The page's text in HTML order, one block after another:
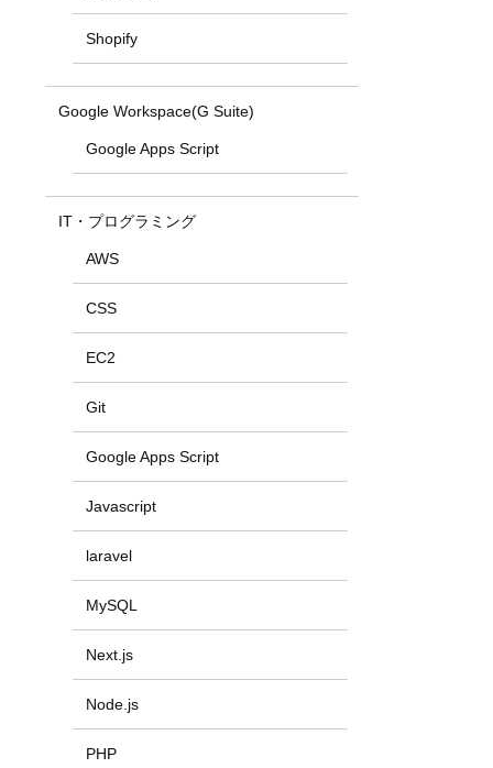
Shopify
Google Workspace(G Suite)
Google Apps Script
IT・プログラミング
AWS
CSS
EC2
Git
Google Apps Script
Javascript
laravel
MySQL
Next.js
Node.js
PHP